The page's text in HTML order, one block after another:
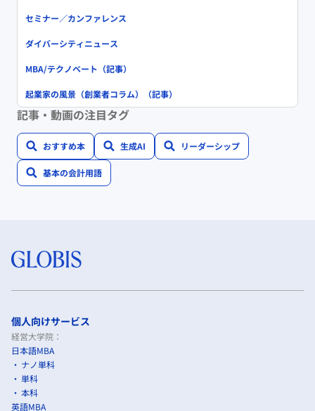
セミナー／カンファレンス
ダイバーシティニュース
MBA/テクノベート（記事）
起業家の風景（創業者コラム）（記事）
記事・動画の注目タグ
おすすめ本 生成AI リーダーシップ
基本の会計用語
個人向けサービス
経営大学院：
日本語MBA
ナノ単科
単科
本科
英語MBA